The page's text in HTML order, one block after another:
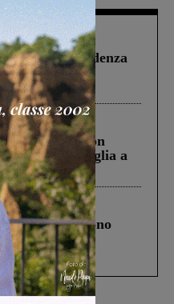
2026
oltre la scadenza
d’Italia: “Un
di Castiglion
ucciso la figlia a
in cui morirono
schianto, il
fra tir....